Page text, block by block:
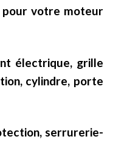
pour votre moteur
électrique, grille
cylindre, porte
serrurerie-